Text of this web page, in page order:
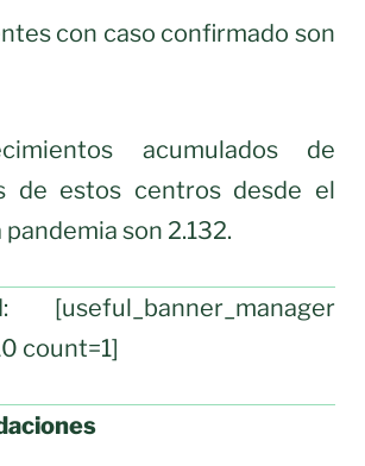
con caso confirmado son
acumulados de
de estos centros desde el
son 2.132.
[useful_banner_manager
count=1]